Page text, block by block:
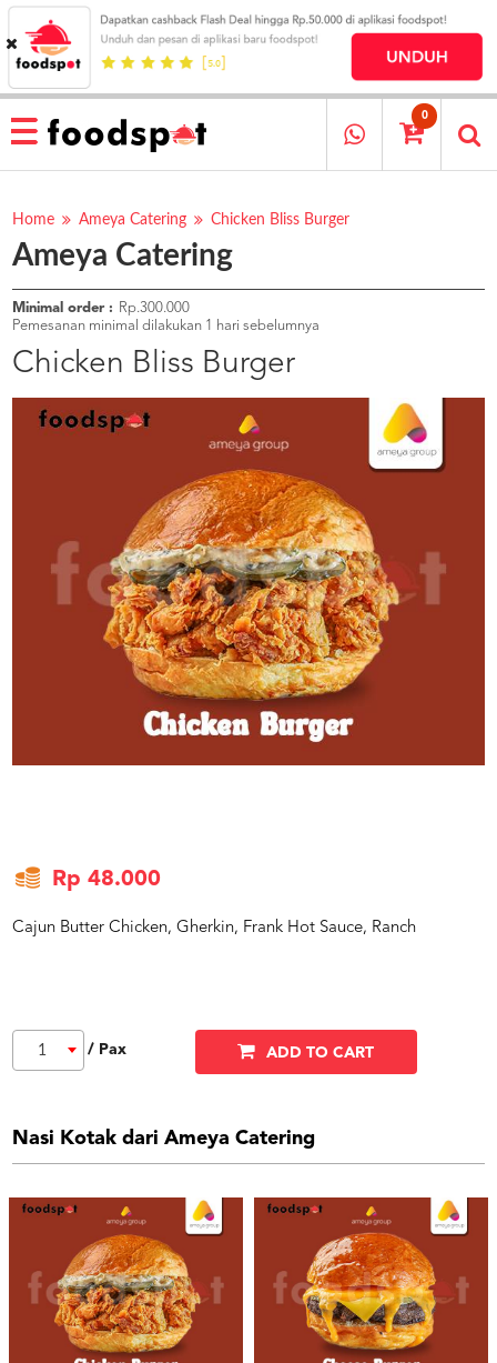
HOME
MENU
RESTAURANT
PESAN
OUR
COMPANY
KATA
MEREKA
KATALOG
PROGRAM
BLOG
TERMS
CONDITIONS
0
Home Ameya Catering Chicken Bliss Burger
Ameya Catering
Minimal order :
Rp.300.000
Pemesanan minimal dilakukan 1 hari sebelumnya
Chicken Bliss Burger
Rp 48.000
Cajun Butter Chicken, Gherkin, Frank Hot Sauce, Ranch
1 / Pax ADD TO CART
Nasi Kotak dari Ameya Catering